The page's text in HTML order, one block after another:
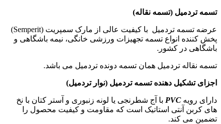
تسمه تردمیل (تسمه نقاله)
عرضه تسمه تردمیل با کیفیت عالی از مارک سمپریت (Semperit)
پخش کننده انواع تسمه تجهیزات ورزشی خانگی، نیمه باشگاهی و
باشگاهی در کشور.
تسمه نقاله تردمیل همان تسمه دونده تردمیل می باشد.
اجزای تشکیل دهنده تسمه تردمیل (نوار تردمیل)
دارای رویه PVC با آج شطرنجی یا لونه زنبوری و آستر کتان با نخ
های کربن آنتی استاتیک است که مقاومت و کیفیت محصول را
تضمین می کند.